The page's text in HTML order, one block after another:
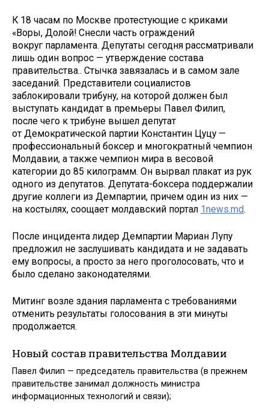
К 18 часам по Москве протестующие с криками
«Воры, Долой! Снесли часть ограждений
вокруг парламента. Депутаты сегодня рассматривали
лишь один вопрос — утверждение состава
правительства.. Стычка завязалась и в самом зале
заседаний. Представители социалистов
заблокировали трибуну, на которой должен был
выступать кандидат в премьеры Павел Филип,
после чего к трибуне вышел депутат
от Демократической партии Константин Цуцу —
профессиональный боксер и многократный чемпион
Молдавии, а также чемпион мира в весовой
категории до 85 килограмм. Он вырвал плакат из рук
одного из депутатов. Депутата-боксера поддержалии
другие коллеги из Демпартии, причем один из них —
на костылях, соощает молдавский портал 1news.md.
После инцидента лидер Демпартии Мариан Лупу
предложил не заслушивать кандидата и не задавать
ему вопросы, а просто за него проголосовать, что и
было сделано законодателями.
Митинг возле здания парламента с требованиями
отменить результаты голосования в эти минуты
продолжается.
Новый состав правительства Молдавии
Павел Филип — председатель правительства (в прежнем
правительстве занимал должность министра
информационных технологий и связи);